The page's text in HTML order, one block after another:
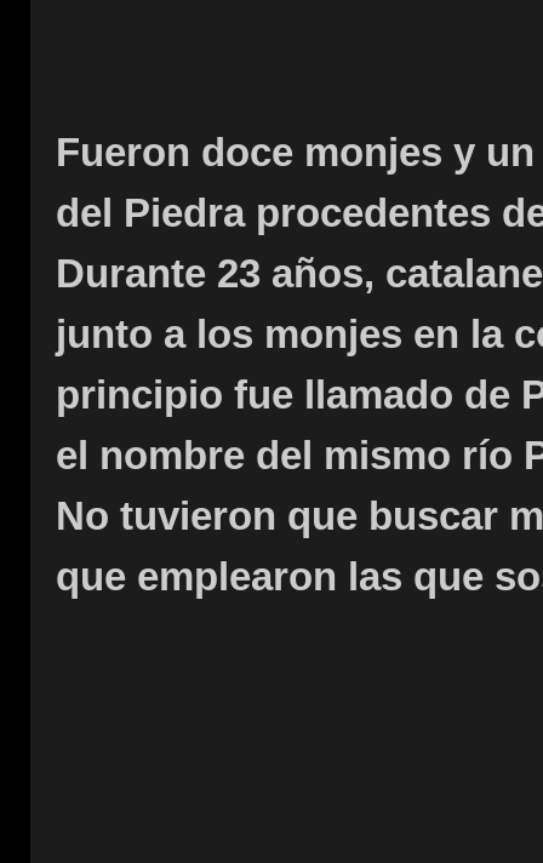
Fueron doce monjes y
del Piedra procedentes
Durante 23 años,
junto a los monjes en la
principio fue llamado de
el nombre del mismo río
No tuvieron que buscar
que emplearon las que